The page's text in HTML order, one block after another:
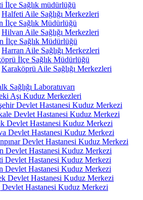
İlçe Sağlık müdürlüğü
Halfeti Aile Sağlığı Merkezleri
İlçe Sağlık Müdürlüğü
Hilvan Aile Sağlığı Merkezleri
İlçe Sağlık Müdürlüğü
Harran Aile Sağlığı Merkezleri
İlçe Sağlık Müdürlüğü
Karaköprü Aile Sağlığı Merkezleri
Sağlığı Laboratuvarı
Aşı Kuduz Merkezleri
Devlet Hastanesi Kuduz Merkezi
Devlet Hastanesi Kuduz Merkezi
Devlet Hastanesi Kuduz Merkezi
Devlet Hastanesi Kuduz Merkezi
Devlet Hastanesi Kuduz Merkezi
Devlet Hastanesi Kuduz Merkezi
Devlet Hastanesi Kuduz Merkezi
Devlet Hastanesi Kuduz Merkezi
Devlet Hastanesi Kuduz Merkezi
Devlet Hastanesi Kuduz Merkezi